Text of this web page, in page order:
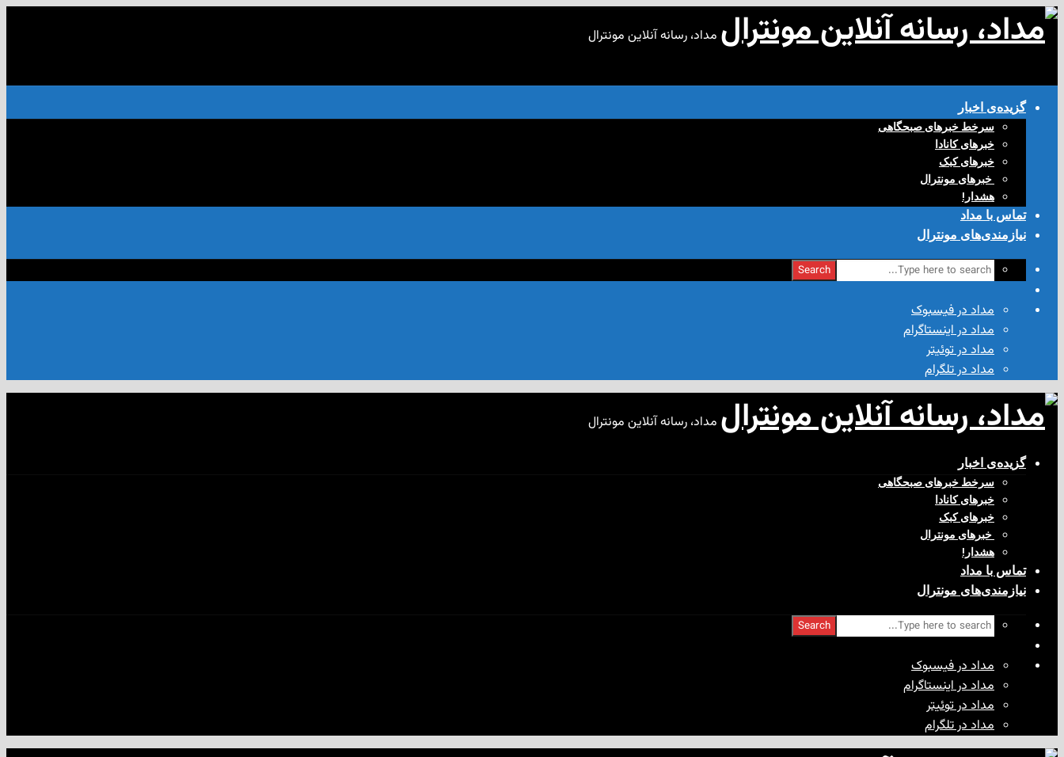
مداد، رسانه آنلاین مونترال
گزیده‌ی‌ اخبار
سرخط خبرهای صبحگاهی
خبرهای کانادا
خبرهای کبک
‌ خبرهای مونترال
هشدار!
تماس با مداد
نیازمندی‌های مونترال
Search
مداد در فیسبوک
مداد در اینستاگرام
مداد در توئیتر
مداد در تلگرام
مداد، رسانه آنلاین مونترال
گزیده‌ی‌ اخبار
سرخط خبرهای صبحگاهی
خبرهای کانادا
خبرهای کبک
‌ خبرهای مونترال
هشدار!
تماس با مداد
نیازمندی‌های مونترال
Search
مداد در فیسبوک
مداد در اینستاگرام
مداد در توئیتر
مداد در تلگرام